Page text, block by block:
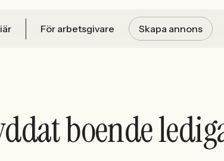
För arbetsgivare Skapa annons
boende